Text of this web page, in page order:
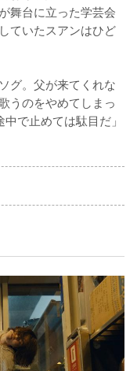
舞台に立った学芸会
ていたスアンはひど
グ。父が来てくれな
うのをやめてしまっ
で止めては駄目だ」